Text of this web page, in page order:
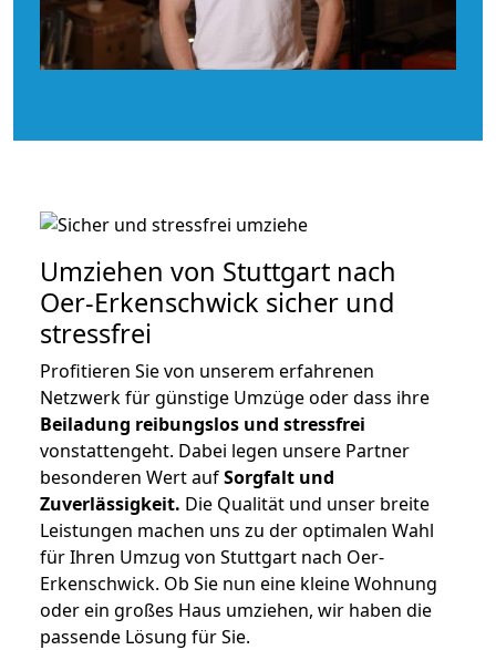
Umziehen von Stuttgart nach
Oer-Erkenschwick sicher und
stressfrei
Profitieren Sie von unserem erfahrenen
Netzwerk für günstige Umzüge oder dass ihre
Beiladung reibungslos und stressfrei
vonstattengeht. Dabei legen unsere Partner
besonderen Wert aufSorgfalt und
Zuverlässigkeit. Die Qualität und unser breite
Leistungen machen uns zu der optimalen Wahl
für Ihren Umzug von Stuttgart nach Oer-
Erkenschwick. Ob Sie nun eine kleine Wohnung
oder ein großes Haus umziehen, wir haben die
passende Lösung für Sie.